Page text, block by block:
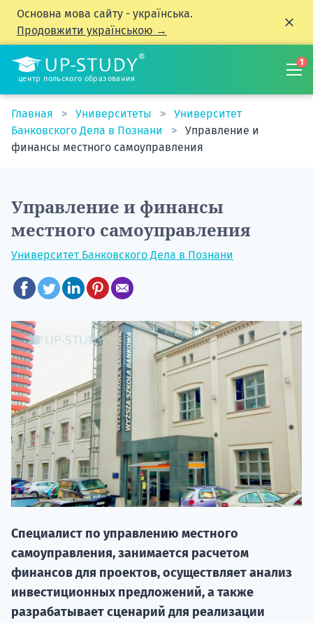
Основна мова сайту - українська.
Продовжити українською →
центр польского образования
1
Главная Университеты
Университет
Банковского Дела в Познани
Управление и
финансы местного самоуправления
Управление и финансы
местного самоуправления
Университет Банковского Дела в Познани
Специалист по управлению местного
самоуправления, занимается расчетом
финансов для проектов, осуществляет анализ
инвестиционных предложений, а также
разрабатывает сценарий для реализации
20.09